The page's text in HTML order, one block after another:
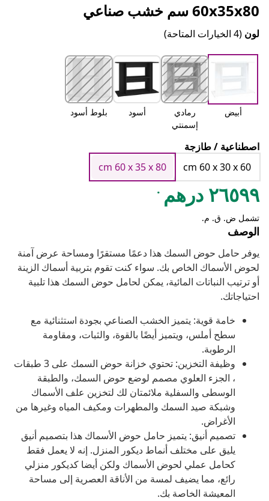
60x35x80 سم خشب صناعي
لون (4 الخيارات المتاحة)
أبيض
رمادي
إسمنتي
أسود بلوط أسود
اصطناعية / طازجة
cm 60 x 30 x 60
cm 60 x 35 x 80
٢٦٥٩٩ درهم .
تشمل ض. ق. م.
الوصف
يوفر حامل حوض السمك هذا دعمًا مستقرًا ومساحة عرض آمنة
لحوض الأسماك الخاص بك. سواء كنت تقوم بتربية أسماك الزينة
أو ترتيب النباتات المائية، يمكن لحامل حوض السمك هذا تلبية
احتياجاتك.
خامة قوية: يتميز الخشب الصناعي بجودة استثنائية مع
سطح أملس، ويتميز أيضًا بالقوة، والثبات، ومقاومة
الرطوبة.
وظيفة التخزين: تحتوي خزانة حوض السمك على 3 طبقات
، الجزء العلوي مصمم لوضع حوض السمك، والطبقة
الوسطى والسفلية ملائمتان لك لتخزين علف الأسماك
وشبكة صيد السمك والمطهرات ومكيف المياه وغيرها من
الأغراض.
تصميم أنيق: يتميز حامل حوض الأسماك هذا بتصميم أنيق
يليق على مختلف أنماط ديكور المنزل. إنه لا يعمل فقط
كحامل عملي لحوض الأسماك ولكن أيضا كديكور منزلي
رائع، مما يضيف لمسة من الأناقة العصرية إلى مساحة
المعيشة الخاصة بك.